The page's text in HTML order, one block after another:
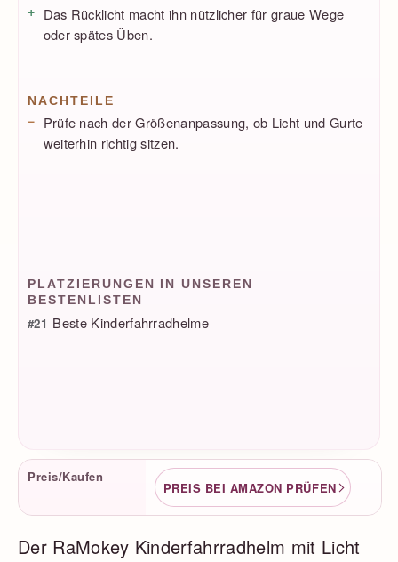
Das Rücklicht macht ihn nützlicher für graue Wege
oder spätes Üben.
NACHTEILE
Prüfe nach der Größenanpassung, ob Licht und Gurte
weiterhin richtig sitzen.
PLATZIERUNGEN IN UNSEREN
BESTENLISTEN
#21 Beste Kinderfahrradhelme
Produktfakten
Preis/Kaufen
PREIS BEI AMAZON PRÜFEN
Der RaMokey Kinderfahrradhelm mit Licht